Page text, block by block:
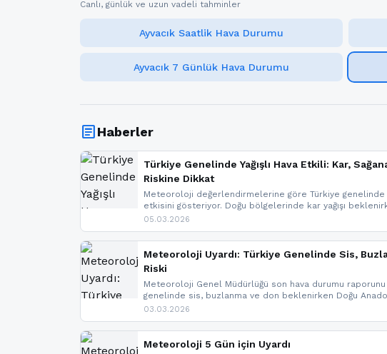
Canlı, günlük ve uzun vadeli tahminler
Ayvacık Saatlik Hava Durumu
Ayvacık 7 Günlük Hava Durumu
articleHaberler
Türkiye Genelinde Yağışlı Hava Etkili: Kar,
Riskine Dikkat
Meteoroloji değerlendirmelerine göre Türkiye genelinde
etkisini gösteriyor. Doğu bölgelerinde kar yağışı
Kuzey Ege’de sağanak yağmur, yüksek kesimlerde ise
yaşanabileceği belirtiliyor.
05.03.2026
Meteoroloji Uyardı: Türkiye Genelinde Sis,
Riski
Meteoroloji Genel Müdürlüğü son hava durumu raporunu
genelinde sis, buzlanma ve don beklenirken Doğu
Karadeniz’in yüksek kesimlerinde çığ riski uyarısı
03.03.2026
Meteoroloji 5 Gün için Uyardı